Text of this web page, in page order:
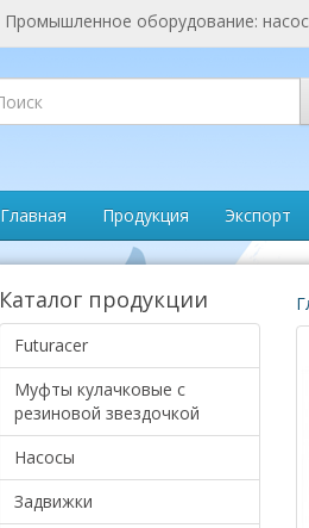
Промышленное оборудование:
Главная Продукция Экспорт
Каталог продукции
Futuracer
Муфты кулачковые с
резиновой звездочкой
Насосы
Задвижки